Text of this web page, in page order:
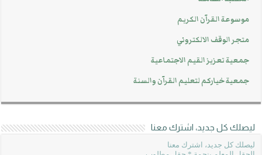
موسوعة القرآن الكريم
متجر الوقف الالكتروني
جمعية تعزيز القيم الاجتماعية
جمعية خياركم لتعليم القرآن والسنة
ليصلك كل جديد، اشترك معنا
ليصلك كل جديد، اشترك معنا